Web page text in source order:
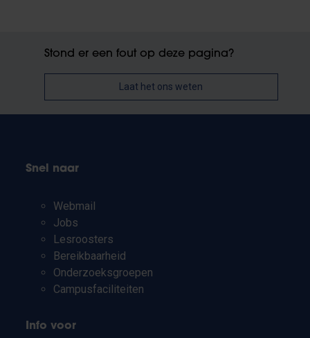
Stond er een fout op deze pagina?
Laat het ons weten
Snel naar
Webmail
Jobs
Lesroosters
Bereikbaarheid
Onderzoeksgroepen
Campusfaciliteiten
Info voor